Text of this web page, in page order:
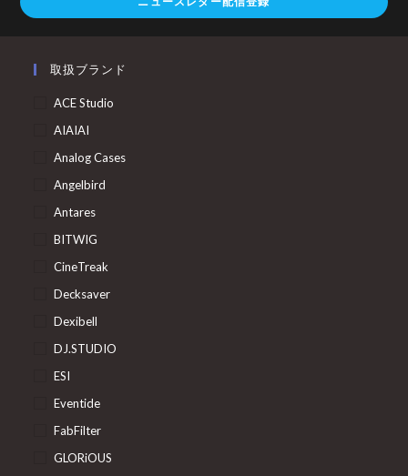
取扱ブランド
ACE Studio
AIAIAI
Analog Cases
Angelbird
Antares
BITWIG
CineTreak
Decksaver
Dexibell
DJ.STUDIO
ESI
Eventide
FabFilter
GLORiOUS